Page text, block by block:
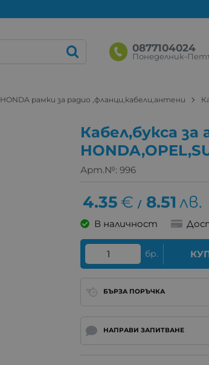
0877104024
Понеделник-
HONDA рамки за радио ,фланци,кабели,антени
Кабел,букса
Арт.№: 996
4.35€ / 8.51 лв.
В наличност
бр.
БЪРЗА ПОРЪЧКА
НАПРАВИ ЗАПИТВАНЕ